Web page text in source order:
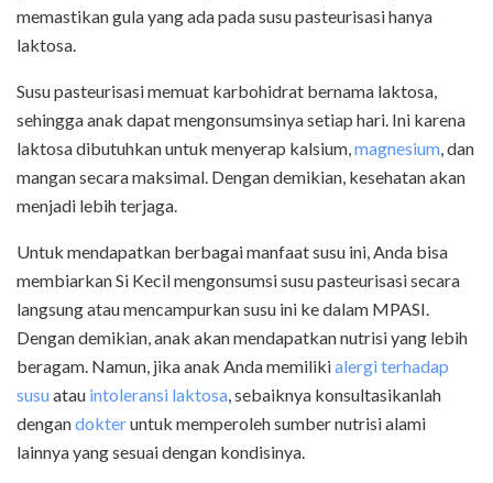
memastikan gula yang ada pada susu pasteurisasi hanya
laktosa.
Susu pasteurisasi memuat karbohidrat bernama laktosa,
sehingga anak dapat mengonsumsinya setiap hari. Ini karena
laktosa dibutuhkanuntuk menyerap kalsium,magnesium, dan
mangan secara maksimal. Dengan demikian, kesehatan akan
menjadi lebih terjaga.
Untuk mendapatkan berbagai manfaat susu ini, Anda bisa
membiarkan Si Kecilmengonsumsi susu pasteurisasi secara
langsung atau mencampurkan susu ini ke dalam MPASI.
Dengan demikian, anak akan mendapatkan nutrisi yang lebih
beragam. Namun, jika anak Anda memilikialergi terhadap
susuatau intoleransi laktosa, sebaiknya konsultasikanlah
dengandokteruntuk memperoleh sumber nutrisi alami
lainnya yang sesuai dengan kondisinya.